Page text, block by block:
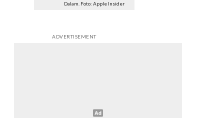
Dalam. Foto: Apple Insider
ADVERTISEMENT